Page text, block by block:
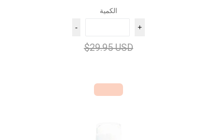
الكمية
- +
$29.95 USD